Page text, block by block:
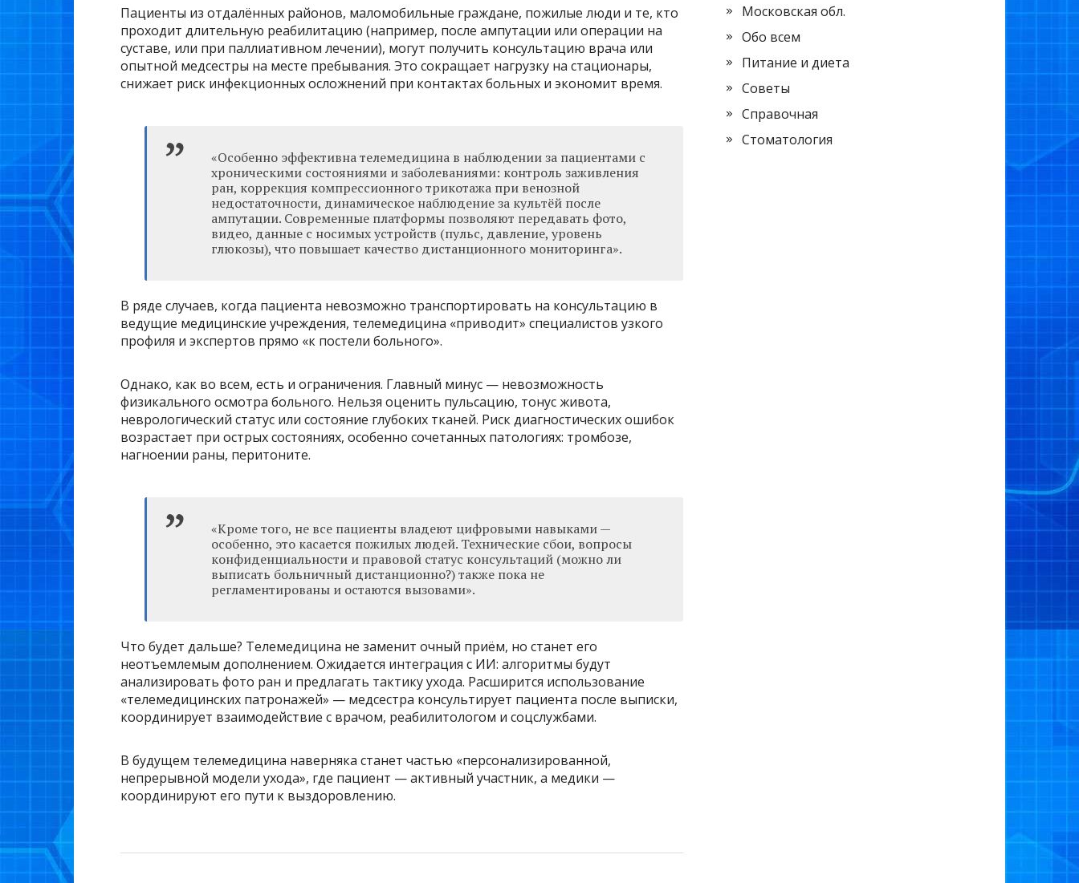
Пациенты из отдалённых районов, маломобильные граждане, пожилые люди и те, кто
проходит длительную реабилитацию (например, после ампутации или операции на
суставе, или при паллиативном лечении), могут получить консультацию врача или
опытной медсестры на месте пребывания. Это сокращает нагрузку на стационары,
снижает риск инфекционных осложнений при контактах больных и экономит время.
«Особенно эффективна телемедицина в наблюдении за пациентами с
хроническими состояниями и заболеваниями: контроль заживления
ран, коррекция компрессионного трикотажа при венозной
недостаточности, динамическое наблюдение за культёй после
ампутации. Современные платформы позволяют передавать фото,
видео, данные с носимых устройств (пульс, давление, уровень
глюкозы), что повышает качество дистанционного мониторинга».
В ряде случаев, когда пациента невозможно транспортировать на консультацию в
ведущие медицинские учреждения, телемедицина «приводит» специалистов узкого
профиля и экспертов прямо «к постели больного».
Однако, как во всем, есть и ограничения. Главный минус — невозможность
физикального осмотра больного. Нельзя оценить пульсацию, тонус живота,
неврологический статус или состояние глубоких тканей. Риск диагностических ошибок
возрастает при острых состояниях, особенно сочетанных патологиях: тромбозе,
нагноении раны, перитоните.
«Кроме того, не все пациенты владеют цифровыми навыками —
особенно, это касается пожилых людей. Технические сбои, вопросы
конфиденциальности и правовой статус консультаций (можно ли
выписать больничный дистанционно?) также пока не
регламентированы и остаются вызовами».
Что будет дальше? Телемедицина не заменит очный приём, но станет его
неотъемлемым дополнением. Ожидается интеграция с ИИ: алгоритмы будут
анализировать фото ран и предлагать тактику ухода. Расширится использование
«телемедицинских патронажей» — медсестра консультирует пациента после выписки,
координирует взаимодействие с врачом, реабилитологом и соцслужбами.
В будущем телемедицина наверняка станет частью «персонализированной,
непрерывной модели ухода», где пациент — активный участник, а медики —
координируют его пути к выздоровлению.
Московская обл.
Обо всем
Питание и диета
Советы
Справочная
Стоматология